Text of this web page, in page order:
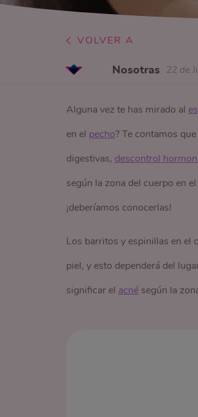
VOLVER A
Nosotras 22 de
Alguna vez te has mirado al
en el pecho? Te contamos
digestivas, descontrol
según la zona del cuerpo en
¡deberíamos conocerlas!
Los barritos y espinillas en el
piel, y esto dependerá del
significar el acnésegún la